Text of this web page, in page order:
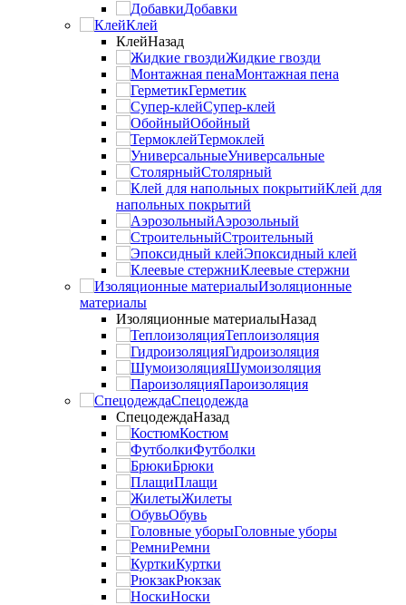
Добавки
Клей
КлейНазад
Жидкие гвозди
Монтажная пена
Герметик
Супер-клей
Обойный
Термоклей
Универсальные
Столярный
Клей для
напольных покрытий
Аэрозольный
Строительный
Эпоксидный клей
Клеевые стержни
Изоляционные
материалы
Изоляционные материалыНазад
Теплоизоляция
Гидроизоляция
Шумоизоляция
Пароизоляция
Спецодежда
СпецодеждаНазад
Костюм
Футболки
Брюки
Плащи
Жилеты
Обувь
Головные уборы
Ремни
Куртки
Рюкзак
Носки